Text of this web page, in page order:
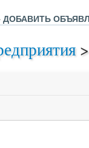
ДОБАВИТЬ
>